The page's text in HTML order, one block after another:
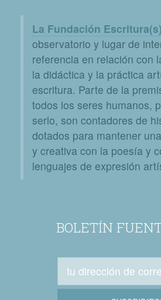
La Fundación Escritura(s)
observatorio y lugar de
referencia en relación con
la didáctica y la práctica
escritura. Parte de la
todos los seres humanos,
serlo, son contadores de
dotados para mantener
y creativa con la poesía y
lenguajes de expresión
BOLETÍN